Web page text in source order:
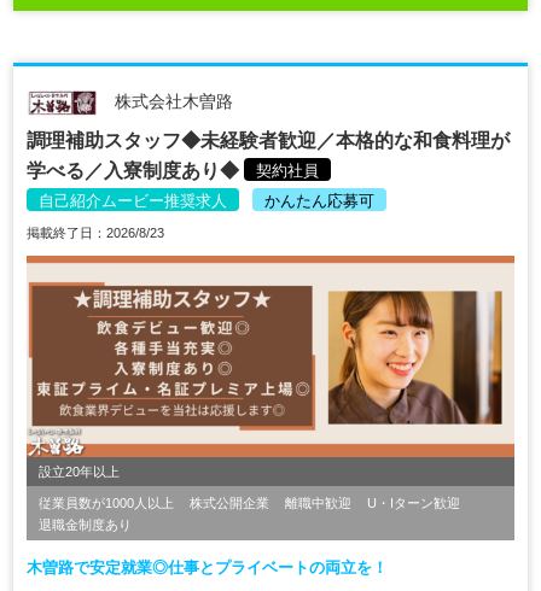
株式会社木曽路
調理補助スタッフ◆未経験者歓迎／本格的な和食料理が
学べる／入寮制度あり◆
契約社員
自己紹介ムービー推奨求人
かんたん応募可
掲載終了日：2026/8/23
設立20年以上
従業員数が1000人以上 株式公開企業 離職中歓迎
U・Iターン歓迎
退職金制度あり
木曽路で安定就業◎仕事とプライベートの両立を！